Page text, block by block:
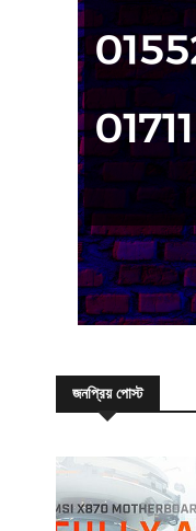
জনপ্রিয় পোস্ট